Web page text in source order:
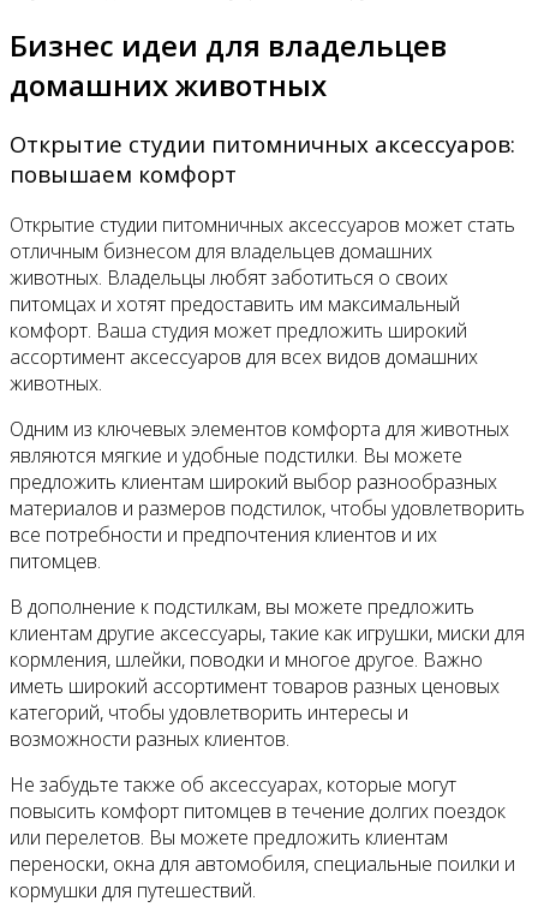
Бизнес идеи для владельцев
домашних животных
Открытие студии питомничных аксессуаров:
повышаем комфорт
Открытие студии питомничных аксессуаров может стать
отличным бизнесом для владельцев домашних
животных. Владельцы любят заботиться о своих
питомцах и хотят предоставить им максимальный
комфорт. Ваша студия может предложить широкий
ассортимент аксессуаров для всех видов домашних
животных.
Одним из ключевых элементов комфорта для животных
являются мягкие и удобные подстилки. Вы можете
предложить клиентам широкий выбор разнообразных
материалов и размеров подстилок, чтобы удовлетворить
все потребности и предпочтения клиентов и их
питомцев.
В дополнение к подстилкам, вы можете предложить
клиентам другие аксессуары, такие как игрушки, миски для
кормления, шлейки, поводки и многое другое. Важно
иметь широкий ассортимент товаров разных ценовых
категорий, чтобы удовлетворить интересы и
возможности разных клиентов.
Не забудьте также об аксессуарах, которые могут
повысить комфорт питомцев в течение долгих поездок
или перелетов. Вы можете предложить клиентам
переноски, окна для автомобиля, специальные поилки и
кормушки для путешествий.